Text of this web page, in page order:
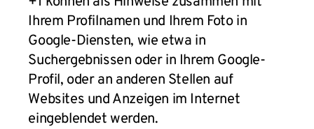
Ihrem Profilnamen und Ihrem Foto in
Google-Diensten, wie etwa in
Suchergebnissen oder in Ihrem Google-
Profil, oder an anderen Stellen auf
Websites und Anzeigen im Internet
eingeblendet werden.